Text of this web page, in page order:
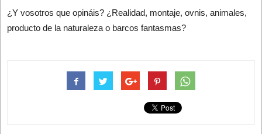
¿Y vosotros que opináis? ¿Realidad, montaje, ovnis, animales,
producto de la naturaleza o barcos fantasmas?